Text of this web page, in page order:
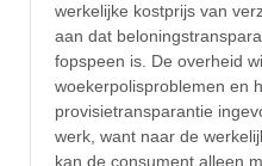
werkelijke kostprijs van
aan dat
fopspeen is. De overheid
woekerpolisproblemen en
provisietransparantie
werk, want naar de
kan de consument alleen